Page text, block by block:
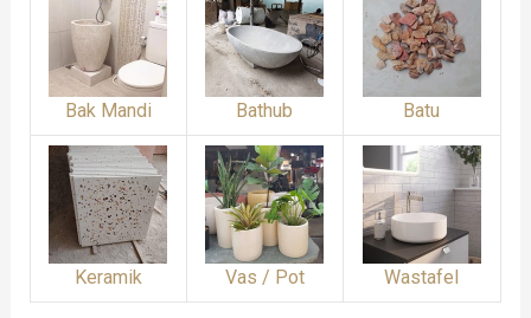
Bak Mandi Bathub Batu
Keramik Vas / Pot Wastafel